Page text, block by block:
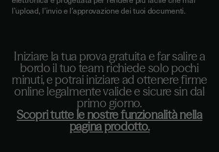
l’upload, l’invio e l’approvazione dei tuoi documenti.
Iniziare la tua prova gratuita e far salire a
bordo il tuo team richiede solo pochi
minuti, e potrai iniziare ad ottenere firme
online legalmente valide e sicure sin dal
primo giorno.
Scopri tutte le nostre funzionalità nella
pagina prodotto.